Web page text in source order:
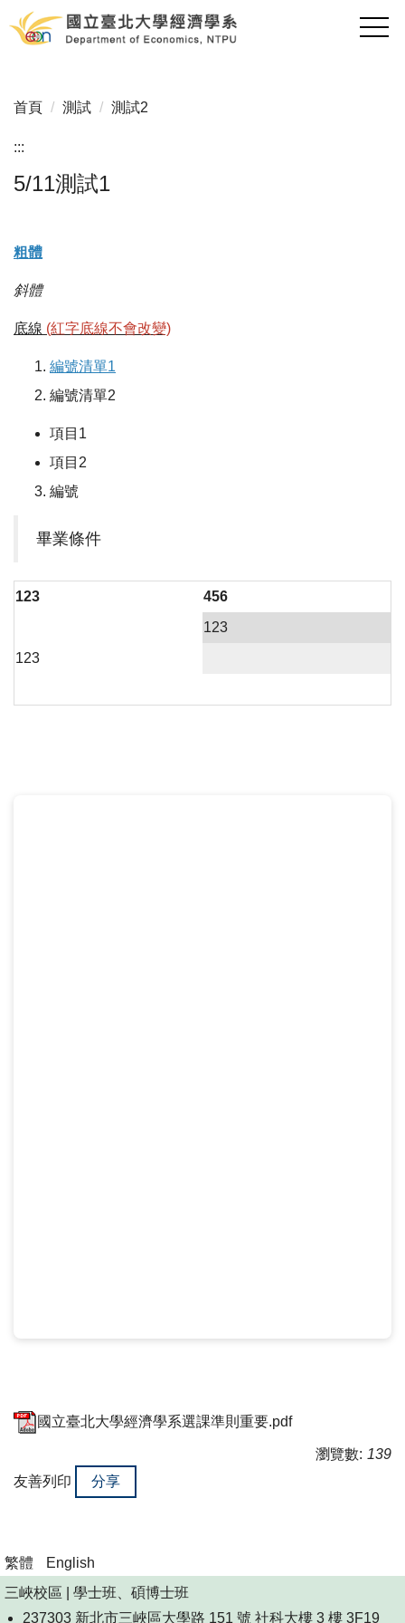
跳
到
內
區
首頁 測試 測試2
:::
5/11測試1
粗體
斜體
底線 (紅字底線不會改變)
編號清單1
編號清單2
項目1
項目2
編號
畢業條件
123 456
123
123
國立臺北大學經濟學系選課準則重要.pdf
瀏覽數: 139
友善列印
分享
繁體
English
三峽校區 | 學士班、碩博士班
237303 新北市三峽區大學路 151 號 社科大樓 3 樓 3F19